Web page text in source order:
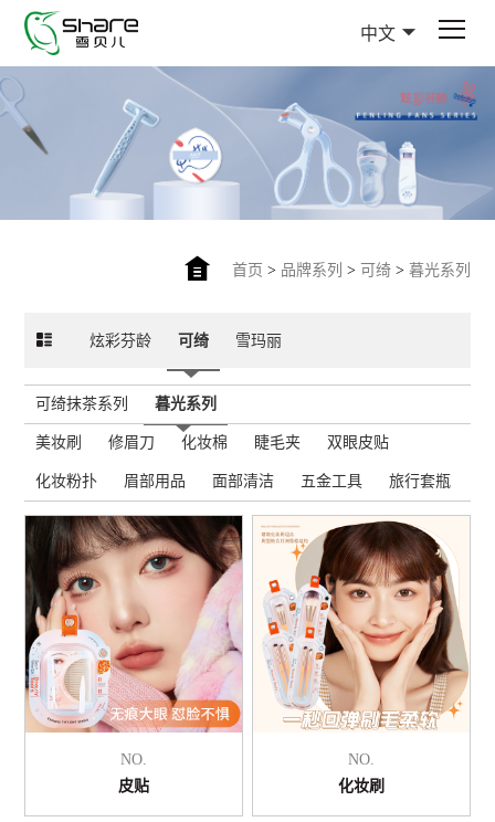
中文
首页 > 品牌系列 > 可绮> 暮光系列
炫彩芬龄 可绮 雪玛丽
可绮抹茶系列 暮光系列
美妆刷 修眉刀 化妆棉 睫毛夹 双眼皮贴
化妆粉扑 眉部用品 面部清洁 五金工具 旅行套瓶
NO.
皮贴
NO.
化妆刷